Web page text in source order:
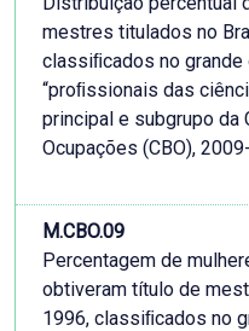
mestres titulados no
classiﬁcados no grande
“proﬁssionais das
principal e subgrupo da
Ocupações (CBO),
M.CBO.09
Percentagem de
obtiveram título de
1996, classiﬁcados no